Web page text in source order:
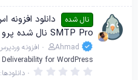
0
0
س
ت
ر
ه
نال شده
SMTP Pro نال شده پرو
Ahmad
افزونه
for WordPress
0 دانلودها